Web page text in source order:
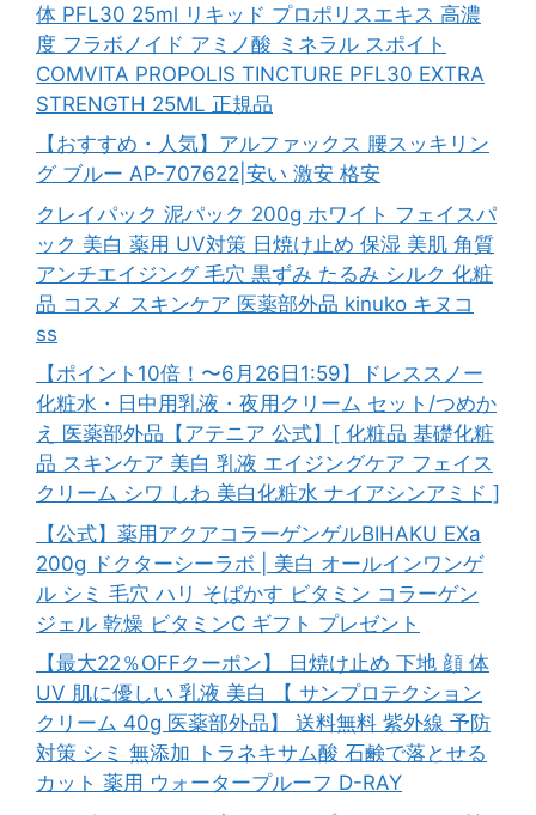
体 PFL30 25ml リキッド プロポリスエキス 高濃
度 フラボノイド アミノ酸 ミネラル スポイト
COMVITA PROPOLIS TINCTURE PFL30 EXTRA
STRENGTH 25ML 正規品
【おすすめ・人気】アルファックス 腰スッキリン
グ ブルー AP-707622|安い 激安 格安
クレイパック 泥パック 200g ホワイト フェイスパ
ック 美白 薬用 UV対策 日焼け止め 保湿 美肌 角質
アンチエイジング 毛穴 黒ずみ たるみ シルク 化粧
品 コスメ スキンケア 医薬部外品 kinuko キヌコ
ss
【ポイント10倍！〜6月26日1:59】ドレススノー
化粧水・日中用乳液・夜用クリーム セット/つめか
え 医薬部外品【アテニア 公式】[ 化粧品 基礎化粧
品 スキンケア 美白 乳液 エイジングケア フェイス
クリーム シワ しわ 美白化粧水 ナイアシンアミド ]
【公式】薬用アクアコラーゲンゲルBIHAKU EXa
200g ドクターシーラボ | 美白 オールインワンゲ
ル シミ 毛穴 ハリ そばかす ビタミン コラーゲン
ジェル 乾燥 ビタミンC ギフト プレゼント
【最大22％OFFクーポン】 日焼け止め 下地 顔 体
UV 肌に優しい 乳液 美白 【 サンプロテクション
クリーム 40g 医薬部外品】 送料無料 紫外線 予防
対策 シミ 無添加 トラネキサム酸 石鹸で落とせる
カット 薬用 ウォータープルーフ D-RAY